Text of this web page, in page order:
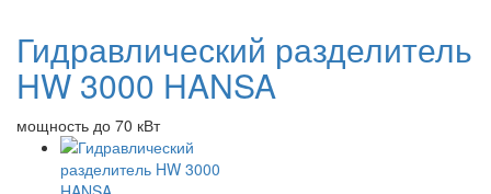
Гидравлический разделитель
HW 3000 HANSA
мощность до 70 кВт